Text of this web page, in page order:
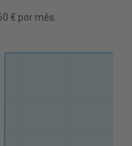
€ por mês.